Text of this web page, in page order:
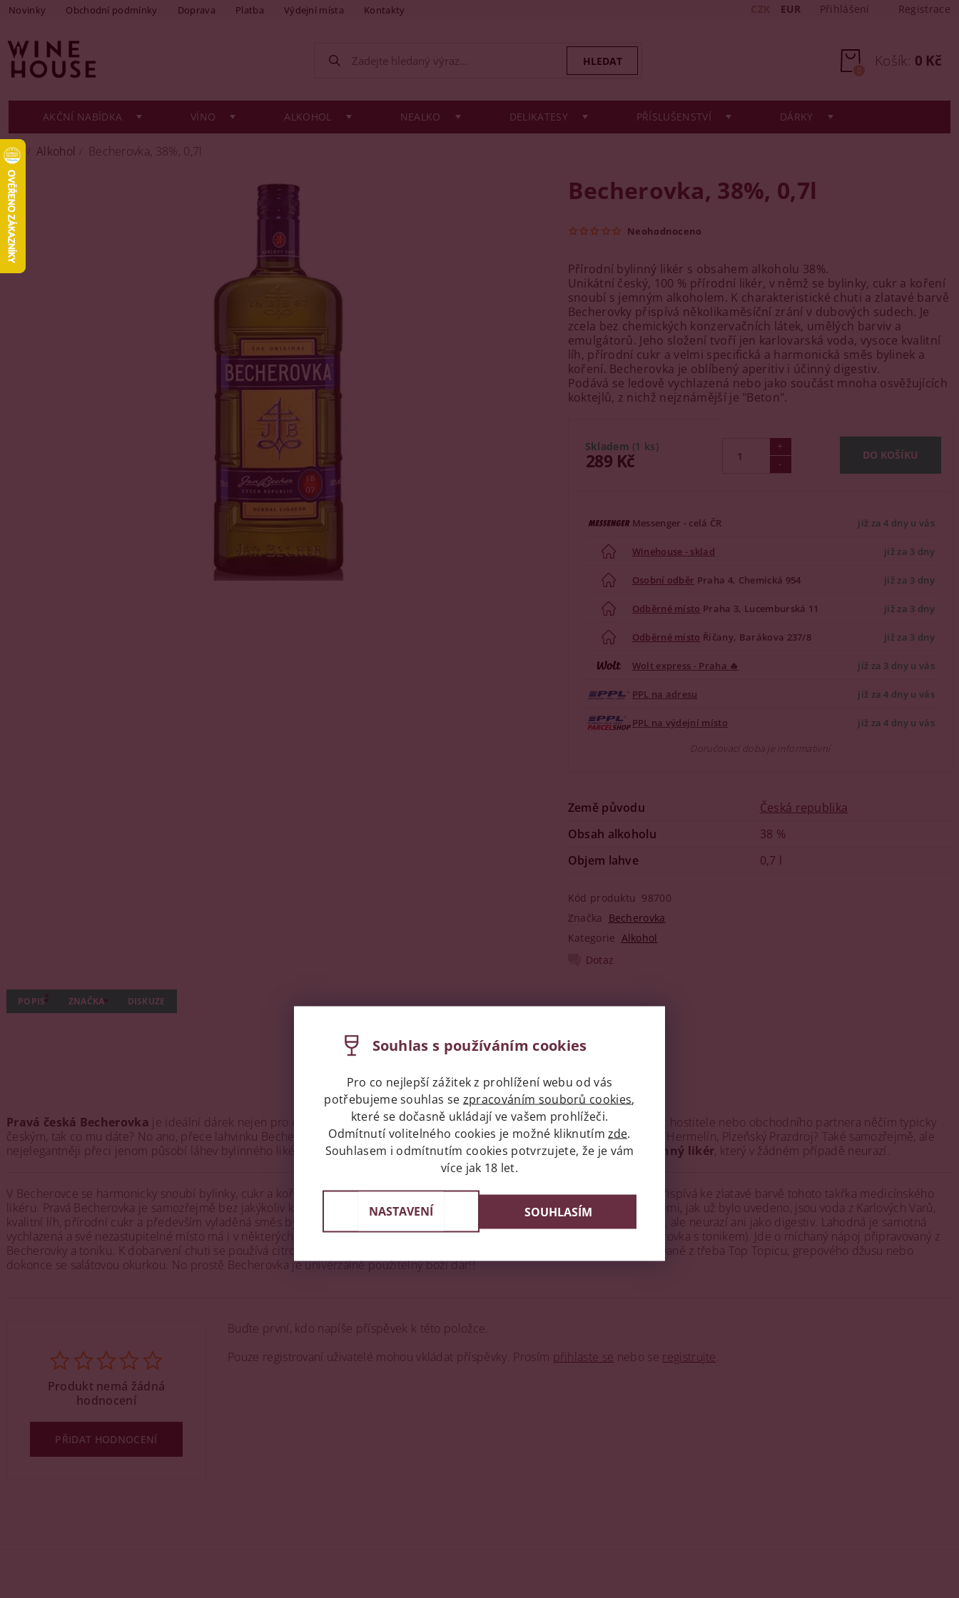
Novinky Obchodní podmínky Doprava Platba Výdejní místa Kontakty EUR Přihlášení Registrace
Košík: 0 Kč
0
AKČNÍ NABÍDKA VÍNO ALKOHOL NEALKO DELIKATESY PŘÍSLUŠENSTVÍ DÁRKY
Alkohol Becherovka, 38%, 0,7l
Becherovka, 38%, 0,7l
Neohodnoceno
Přírodní bylinný likér s obsahem alkoholu 38%.
Unikátní český, 100 % přírodní likér, v němž se bylinky, cukr a koření
snoubí s jemným alkoholem. K charakteristické chuti a zlatavé barvě
Becherovky přispívá několikaměsíční zrání v dubových sudech. Je
zcela bez chemických konzervačních látek, umělých barviv a
emulgátorů. Jeho složení tvoří jen karlovarská voda, vysoce kvalitní
líh, přírodní cukr a velmi specifická a harmonická směs bylinek a
koření. Becherovka je oblíbený aperitiv i účinný digestiv.
Podává se ledově vychlazená nebo jako součást mnoha osvěžujících
koktejlů, z nichž nejznámější je "Beton".
Skladem (1 ks)
289 Kč
Messenger - celá ČR již za 4 dny u vás
Winehouse - sklad již za 3 dny
Osobní odběr Praha 4, Chemická 954 již za 3 dny
Odběrné místo Praha 3, Lucemburská 11 již za 3 dny
Odběrné místo Říčany, Barákova 237/8 již za 3 dny
Wolt express - Praha 🔥 již za 3 dny u vás
PPL na adresu již za 4 dny u vás
PPL na výdejní místo
již za 4 dny u vás
Doručovací doba je informativní
Země původu
Česká republika
Obsah alkoholu
38 %
Objem lahve
0,7 l
Kód produktu 98700
Značka Becherovka
Kategorie Alkohol
Dotaz
POPIS ZNAČKA DISKUZE
Pravá česká Becherovka je ideální dárek nejen pro cizince! Pokud pojedete na návštěvu do zahraničí a budete chtít potěšit hostitele nebo obchodního partnera něčím typicky
českým, tak co mu dáte? No ano, přece lahvinku Becherovky! Co reprezentuje českou produkci nejlépe — Pardubický perník, Hermelín, Plzeňský Prazdroj? Také samozřejmě, ale
nejelegantněji přeci jenom působí láhev bylinného likéru z Karlových varů s názvemBecherovka. Jde o100 % přírodní bylinný likér, který v žádném případě neurazí.
V Becherovce se harmonicky snoubí bylinky, cukr a koření — to vše doplněno jemným alkoholem. Zrání v dubových sudech přispívá ke zlatavé barvě tohoto takřka medicínského
likéru. Pravá Becherovka je samozřejmě bez jakýkoliv konzervačních látek, umělých barviv a emulgátorů. Hlavními ingrediencemi, jak už bylo uvedeno, jsou voda z Karlových Varů,
kvalitní líh, přírodní cukr a především vyladěná směs bylinek a koření. Becherovka má univerzální využití. Hodí se jako aperitiv, ale neurazí ani jako digestiv. Lahodná je samotná
vychlazená a své nezastupitelné místo má i v některých kultovníchmíchaných nápojích. Asi nejznámějším je tzv. Beton (Becherovka s tonikem). Jde o míchaný nápoj připravovaný z
Becherovky a toniku. K dobarvení chuti se používá citronová šťáva, plátky citronu a ledová drť. Existují i další varianty připravované z třeba Top Topicu, grepového džusu nebo
dokonce se salátovou okurkou. No prostě Becherovka je univerzálně použitelný boží dar!!
Buďte první, kdo napíše příspěvek k této položce.
Pouze registrovaní uživatelé mohou vkládat příspěvky. Prosím přihlaste se nebo se registrujte
Produkt nemá žádná
hodnocení
PŘIDAT HODNOCENÍ
Souhlas s používáním cookies
Pro co nejlepší zážitek z prohlížení webu od vás
potřebujeme souhlas se zpracováním souborů cookies,
které se dočasně ukládají ve vašem prohlížeči.
Odmítnutí volitelného cookies je možné kliknutímzde.
Souhlasem i odmítnutím cookies potvrzujete, že je vám
více jak 18 let.
NASTAVENÍ SOUHLASÍM